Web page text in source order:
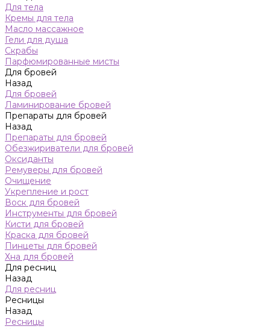
Для тела
Кремы для тела
Масло массажное
Гели для душа
Скрабы
Парфюмированные мисты
Для бровей
Назад
Для бровей
Ламинирование бровей
Препараты для бровей
Назад
Препараты для бровей
Обезжириватели для бровей
Оксиданты
Ремуверы для бровей
Очищение
Укрепление и рост
Воск для бровей
Инструменты для бровей
Кисти для бровей
Краска для бровей
Пинцеты для бровей
Хна для бровей
Для ресниц
Назад
Для ресниц
Ресницы
Назад
Ресницы